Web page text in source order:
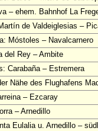
– ehem. Bahnhof La
de Valdeiglesias –
Móstoles – Navalcarnero
del Rey – Ambite
Carabaña – Estremera
Nähe des Flughafens
– Ezcaray
– Arnedillo
Eulalia u. Arnedillo –